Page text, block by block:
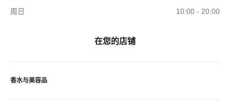
周日
10:00 - 20:00
在您的店铺
香水与美容品